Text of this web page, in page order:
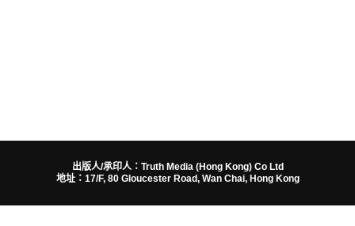
出版人/承印人：Truth Media (Hong Kong) Co Ltd
地址：17/F, 80 Gloucester Road, Wan Chai, Hong Kong